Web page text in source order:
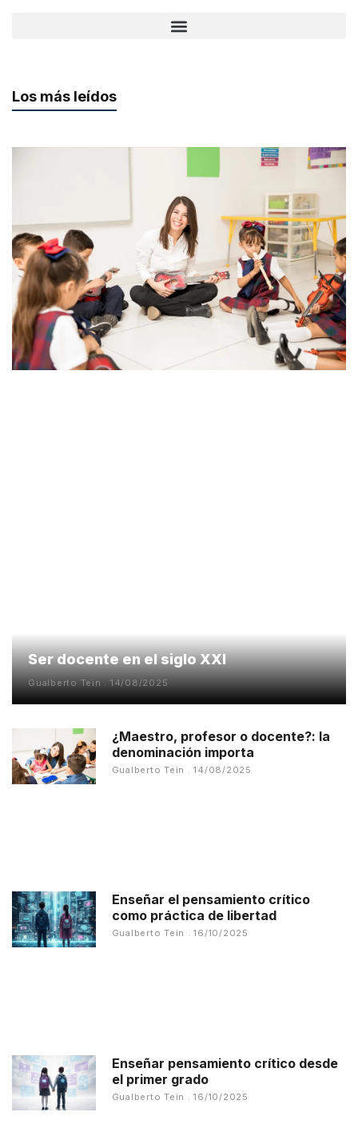
Los más leídos
Ser docente en el siglo XXI
Gualberto Tein 14/08/2025
¿Maestro, profesor o docente?: la
denominación importa
Gualberto Tein 14/08/2025
Enseñar el pensamiento crítico
como práctica de libertad
Gualberto Tein 16/10/2025
Enseñar pensamiento crítico desde
el primer grado
Gualberto Tein 16/10/2025